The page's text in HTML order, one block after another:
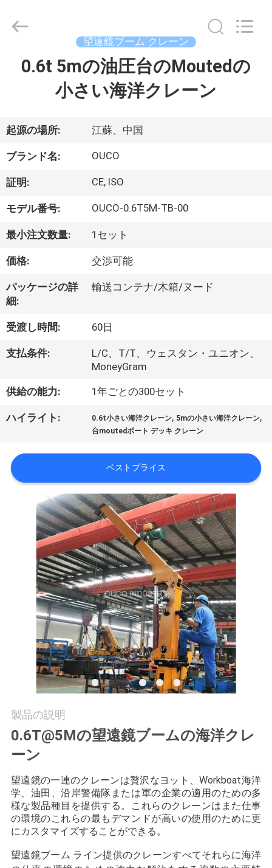
製
品
ビ
デ
VR
シ
ョ
ー
わ
た
し
た
ア
ー
品
質
管
理
2020
INTERNATIONAL
GROUP
望遠鏡ブーム クレーン
0.6t 5mの油圧台のMoutedの
小さい海洋クレーン
起源の場所: 江蘇、中国
ブランド名: OUCO
証明: CE, ISO
モデル番号: OUCO-0.6T5M-TB-00
最小注文数量: 1セット
価格: 交渉可能
パッケージの詳
細:
輸送コンテナ/木箱/ヌード
受渡し時間: 60日
支払条件:
L/C、T/T、ウェスタン・ユニオン、
MoneyGram
供給の能力: 1年ごとの300セット
ハイライト: 0.6t小さい海洋クレーン, 5mの小さい海洋クレーン,
台moutedボート デッキ クレーン
ベストプライス
製品の説明
0.6T@5Mの望遠鏡ブームの海洋クレ
ーン
望遠鏡の一連のクレーンは贅沢なヨット、Workboat海洋
学、油田、沿岸警備隊または軍の企業の適用のための多
様な製品種目を提供する。これらのクレーンはまた仕事
の環境のこれらの最もデマンドが高いの使用のために更
にカスタマイズすることができる。
望遠鏡ブーム ライン提供のクレーンすべてそれらに海洋